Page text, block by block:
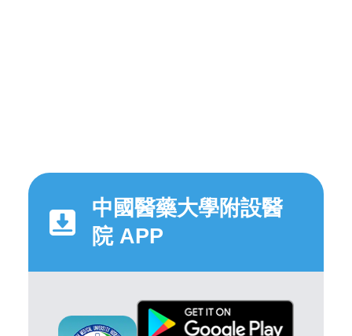
中國醫藥大學附設醫
院 APP